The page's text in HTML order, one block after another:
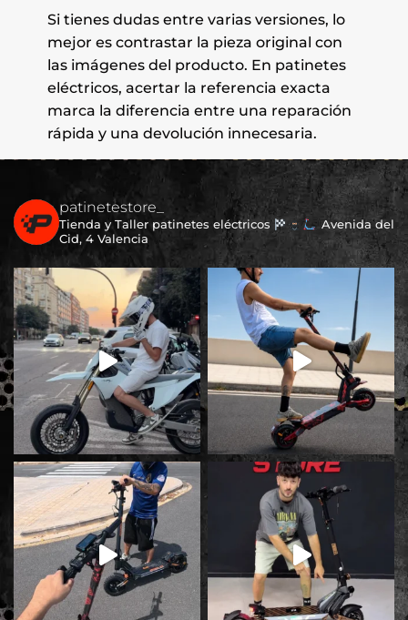
Si tienes dudas entre varias versiones, lo
mejor es contrastar la pieza original con
las imágenes del producto. En patinetes
eléctricos, acertar la referencia exacta
marca la diferencia entre una reparación
rápida y una devolución innecesaria.
patinetestore_
Tienda y Taller patinetes eléctricos
Avenida del
Cid, 4 Valencia